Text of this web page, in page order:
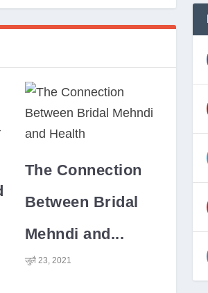
The Connection
Between Bridal
Mehndi and...
जुलै 23, 2021